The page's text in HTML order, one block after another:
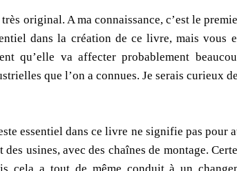
original. A ma connaissance, c’est le
dans la création de ce livre, mais vous
qu’elle va affecter probablement
que l’on a connues. Je serais curieux
essentiel dans ce livre ne signifie pas pour
usines, avec des chaînes de montage.